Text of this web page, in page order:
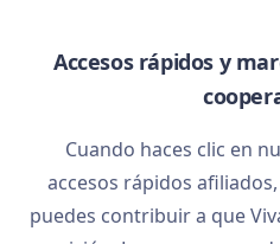
Accesos rápidos y
Cuando haces clic en
accesos rápidos
puedes contribuir a que